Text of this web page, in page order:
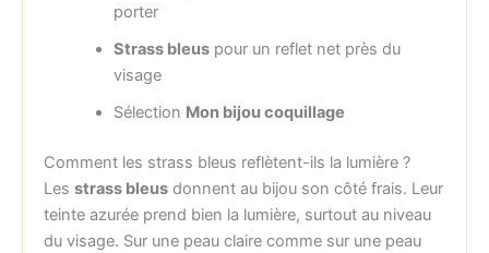
porter
Strass bleuspour un reflet net près du
visage
Sélection Mon bijou coquillage
Comment les strass bleus reflètent-ils la lumière ?
Les strass bleusdonnent au bijou son côté frais. Leur
teinte azurée prend bien la lumière, surtout au niveau
du visage. Sur une peau claire comme sur une peau